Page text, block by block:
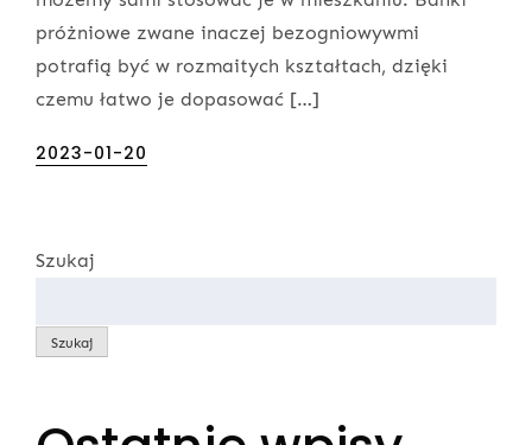
próżniowe zwane inaczej bezogniowywmi
potrafią być w rozmaitych kształtach, dzięki
czemu łatwo je dopasować […]
Posted
2023-01-20
Szukaj
Szukaj